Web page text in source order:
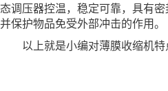
态调压器控温，稳定可靠，具有
并保护物品免受外部冲击的作用。
以上就是小编对薄膜收缩机特